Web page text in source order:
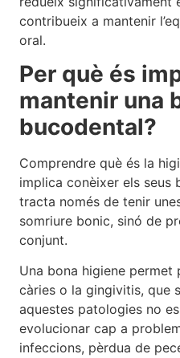
contribueix a mantenir
oral.
Per què és
mantenir una
bucodental?
Comprendre què és la
implica conèixer els seus
tracta només de tenir
somriure bonic, sinó de
conjunt.
Una bona higiene permet
càries o la gingivitis, que
aquestes patologies no
evolucionar cap a
infeccions, pèrdua de